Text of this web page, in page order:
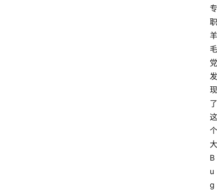
专
职
羊
毛
党
发
现
了
这
个
大
B
u
g